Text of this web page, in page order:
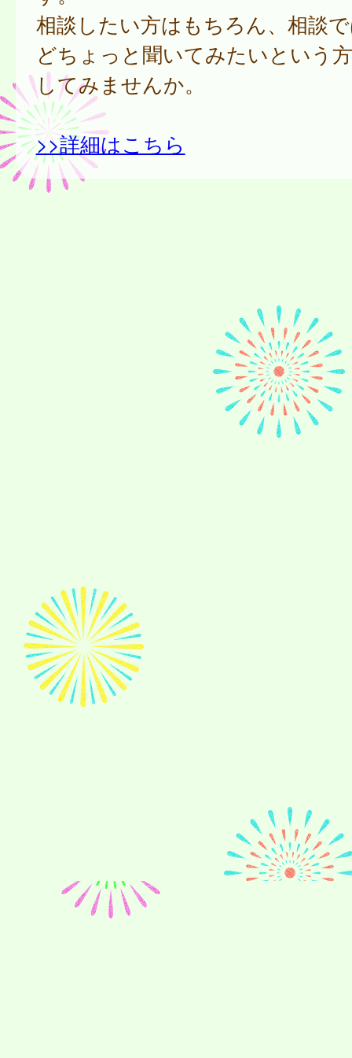
相談したい方はもちろん、相談
どちょっと聞いてみたいという
してみませんか。
>>詳細はこちら